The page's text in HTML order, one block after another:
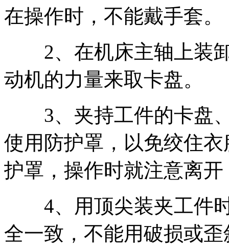
在操作时，不能戴手套。
2、在机床主轴上装卸
动机的力量来取卡盘。
3、夹持工件的卡盘、
使用防护罩，以免绞住
护罩，操作时就注意离
4、用顶尖装夹工件时
全一致，不能用破损或